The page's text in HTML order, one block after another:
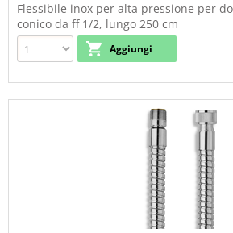
Flessibile inox per alta pressione per
conico da ff 1/2, lungo 250 cm